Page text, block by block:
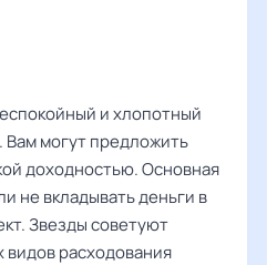
и хлопотный
Вам могут предложить
доходностью. Основная
не вкладывать деньги в
Звезды советуют
расходования